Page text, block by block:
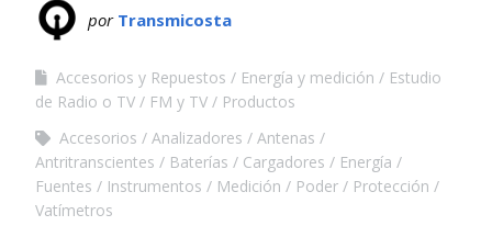
por Transmicosta
Accesorios y Repuestos Energía y medición
Estudio
de Radio o TV
FM y TV
Productos
Accesorios
Analizadores
Antenas
Antritranscientes
Baterías Cargadores
Energía
Fuentes
Instrumentos Medición Poder
Protección
Vatímetros